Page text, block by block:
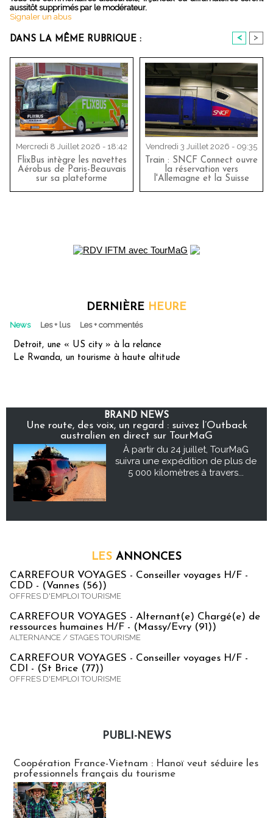
aussitôt supprimés par le modérateur.
Signaler un abus
DANS LA MÊME RUBRIQUE : < >
Mercredi 8 Juillet 2026 - 18:42
FlixBus intègre les navettes
Aérobus de Paris-Beauvais
sur sa plateforme
Vendredi 3 Juillet 2026 - 09:35
Train : SNCF Connect ouvre
la réservation vers
l'Allemagne et la Suisse
DERNIÈRE HEURE
News Les + lus Les + commentés
Detroit, une « US city » à la relance
Le Rwanda, un tourisme à haute altitude
BRAND NEWS
Une route, des voix, un regard : suivez l’Outback
australien en direct sur TourMaG
À partir du 24 juillet, TourMaG
suivra une expédition de plus de
5 000 kilomètres à travers...
LES ANNONCES
CARREFOUR VOYAGES - Conseiller voyages H/F -
CDD - (Vannes (56))
OFFRES D'EMPLOI TOURISME
CARREFOUR VOYAGES - Alternant(e) Chargé(e) de
ressources humaines H/F - (Massy/Evry (91))
ALTERNANCE / STAGES TOURISME
CARREFOUR VOYAGES - Conseiller voyages H/F -
CDI - (St Brice (77))
OFFRES D'EMPLOI TOURISME
PUBLI-NEWS
Coopération France-Vietnam : Hanoï veut séduire les
professionnels français du tourisme